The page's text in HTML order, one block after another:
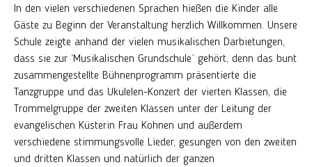
In den vielen verschiedenen Sprachen hießen die Kinder alle
Gäste zu Beginn der Veranstaltung herzlich Willkommen. Unsere
Schule zeigte anhand der vielen musikalischen Darbietungen,
dass sie zur `Musikalischen Grundschule´ gehört, denn das bunt
zusammengestellte Bühnenprogramm präsentierte die
Tanzgruppe und das Ukulelen-Konzert der vierten Klassen, die
Trommelgruppe der zweiten Klassen unter der Leitung der
evangelischen Küsterin Frau Kohnen und außerdem
verschiedene stimmungsvolle Lieder, gesungen von den zweiten
und dritten Klassen und natürlich der ganzen